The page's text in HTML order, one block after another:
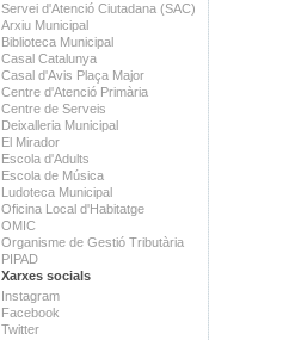
Servei d'Atenció Ciutadana (SAC)
Arxiu Municipal
Biblioteca Municipal
Casal Catalunya
Casal d'Avis Plaça Major
Centre d'Atenció Primària
Centre de Serveis
Deixalleria Municipal
El Mirador
Escola d'Adults
Escola de Música
Ludoteca Municipal
Oficina Local d'Habitatge
OMIC
Organisme de Gestió Tributària
PIPAD
Xarxes socials
Instagram
Facebook
Twitter